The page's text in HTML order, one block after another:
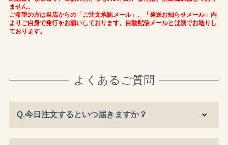
ません。
ご希望の方は当店からの「ご注文承認メール」、「発送お知らせメール」内
よりご自身で発行をお願いしております。自動配信メールとは別でお送りし
ております。
よくあるご質問
Q.今日注文するといつ届きますか？